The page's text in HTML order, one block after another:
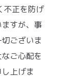
不正を防げ
すが、事
ございま
ご心配を
上げま